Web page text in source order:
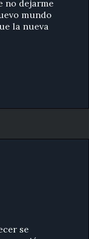
no dejarme
mundo
la nueva
se